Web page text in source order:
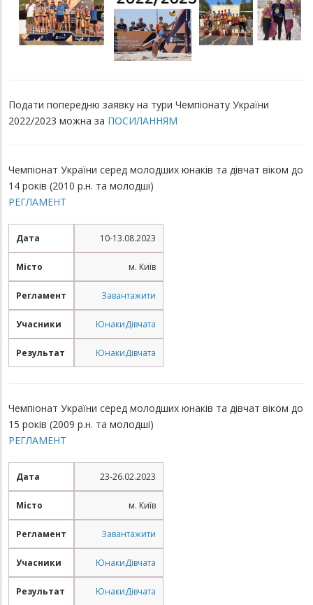
Подати попередню заявку на тури Чемпіонату України
2022/2023 можна за ПОСИЛАННЯМ
Чемпіонат України серед молодших юнаків та дівчат віком до
14 років (2010 р.н. та молодші)
РЕГЛАМЕНТ
Дата
Місто
Регламент
Учасники
Результат
10-13.08.2023
м. Київ
Завантажити
ЮнакиДівчата
ЮнакиДівчата
Чемпіонат України серед молодших юнаків та дівчат віком до
15 років (2009 р.н. та молодші)
РЕГЛАМЕНТ
Дата
Місто
Регламент
Учасники
Результат
23-26.02.2023
м. Київ
Завантажити
ЮнакиДівчата
ЮнакиДівчата